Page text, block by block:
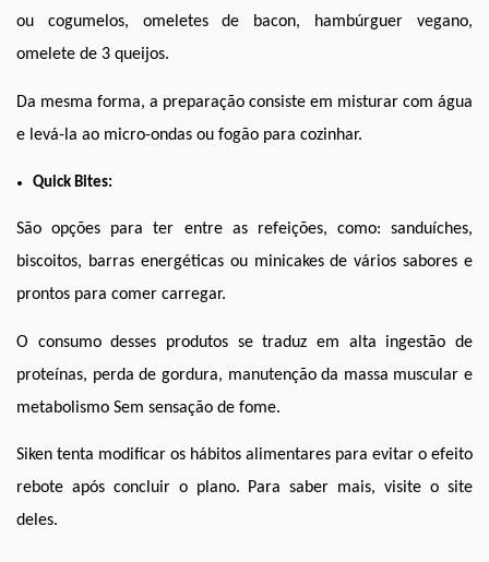
ou cogumelos, omeletes de bacon, hambúrguer vegano,
omelete de 3 queijos.
Da mesma forma, a preparação consiste em misturar com água
e levá-la ao micro-ondas ou fogão para cozinhar.
Quick Bites:
São opções para ter entre as refeições, como: sanduíches,
biscoitos, barras energéticas ou minicakes de vários sabores e
prontos para comer carregar.
O consumo desses produtos se traduz em alta ingestão de
proteínas, perda de gordura, manutenção da massa muscular e
metabolismo Sem sensação de fome.
Siken tenta modificar os hábitos alimentares para evitar o efeito
rebote após concluir o plano. Para saber mais, visite o site
deles.